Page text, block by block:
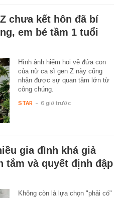
chưa kết hôn đã bí
em bé tầm 1 tuổi
Hình ảnh hiếm hoi về đứa con
của nữ ca sĩ gen Z này cũng
nhận được sự quan tâm lớn từ
công chúng.
STAR - 6 giờ trước
gia đình khá giả
tắm và quyết định đập
Không còn là lựa chọn "phải có"